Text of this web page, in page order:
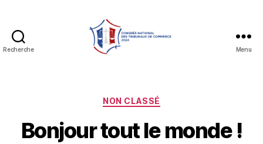
Recherche Menu
Catégories
NON CLASSÉ
Bonjour tout le monde !